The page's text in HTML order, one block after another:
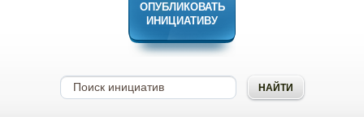
ОПУБЛИКОВАТЬ
ИНИЦИАТИВУ